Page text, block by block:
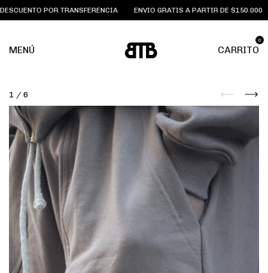
POR TRANSFERENCIA ENVIO GRATIS A PARTIR DE $150.000
MENÚ CARRITO
0
1 / 6